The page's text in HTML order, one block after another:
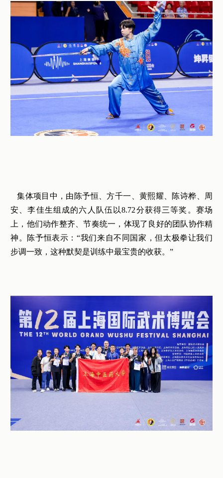
集体项目中，由陈予恒、方千一、黄熙耀、陈诗桦、周
安、李佳生组成的六人队伍以8.72分获得三等奖。赛场
上，他们动作整齐、节奏统一，体现了良好的团队协作精
神。陈予恒表示：“我们来自不同国家，但太极拳让我们
步调一致，这种默契是训练中最宝贵的收获。”